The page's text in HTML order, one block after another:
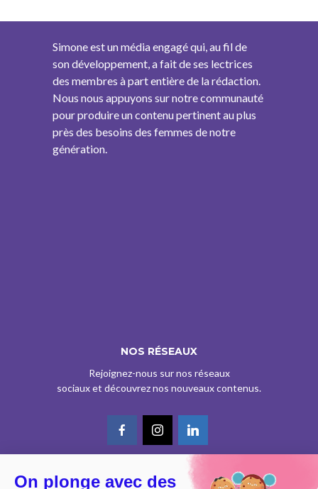
Simone est un média engagé qui, au fil de
son développement, a fait de ses lectrices
des membres à part entière de la rédaction.
Nous nous appuyons sur notre communauté
pour produire un contenu pertinent au plus
près des besoins des femmes de notre
génération.
NOS RÉSEAUX
Rejoignez-nous sur nos réseaux
sociaux et découvrez nos nouveaux contenus.
On plonge avec des